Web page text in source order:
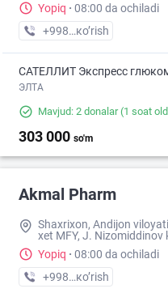
Yopiq · 08:00 da ochiladi
+998 (90) XXX-XX-XX
кo’rish
САТЕЛЛИТ Экспресс
ЭЛТА
Mavjud: 2 donalar(1 soat
303 000 so'm
Akmal Pharm
Shaxrixon, Andijon
xet MFY, J. Nizomiddinov
Yopiq · 08:00 da ochiladi
+998 (90) XXX-XX-XX
кo’rish